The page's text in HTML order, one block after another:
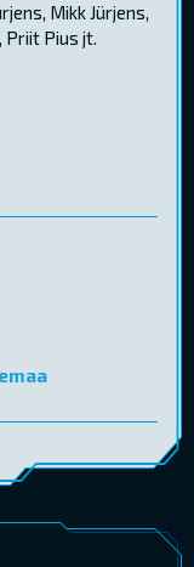
Mikk Jürjens,
Priit Pius jt.